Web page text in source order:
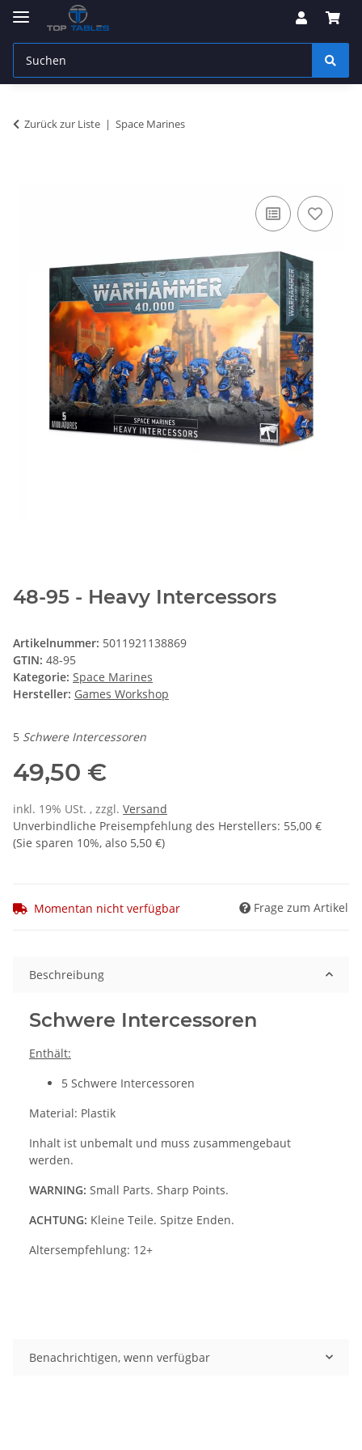
Zurück zur Liste Space Marines
48-95 - Heavy Intercessors
Artikelnummer: 5011921138869
GTIN: 48-95
Kategorie: Space Marines
Hersteller: Games Workshop
5 Schwere Intercessoren
49,50 €
inkl. 19% USt. , zzgl. Versand
Unverbindliche Preisempfehlung des Herstellers: 55,00 €
(Sie sparen 10%, also 5,50 €)
Momentan nicht verfügbar Frage zum Artikel
Beschreibung
Schwere Intercessoren
Enthält:
5 Schwere Intercessoren
Material: Plastik
Inhalt ist unbemalt und muss zusammengebaut
werden.
WARNING: Small Parts. Sharp Points.
ACHTUNG: Kleine Teile. Spitze Enden.
Altersempfehlung: 12+
Benachrichtigen, wenn verfügbar